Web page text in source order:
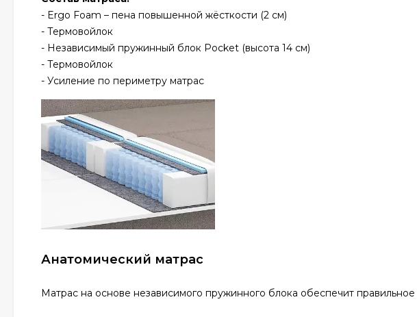
- Ergo Foam – пена повышенной жёсткости (2 см)
- Термовойлок
- Независимый пружинный блок Pocket (высота 14 см)
- Термовойлок
- Усиление по периметру матрас
Анатомический матрас
Матрас на основе независимого пружинного блока обеспечит